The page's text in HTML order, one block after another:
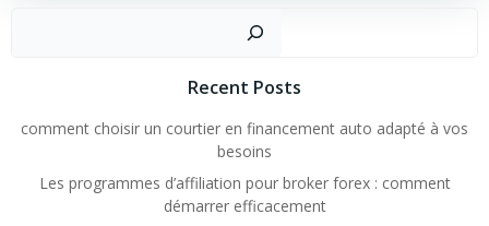
Rechercher
Recent Posts
comment choisir un courtier en financement auto adapté à vos
besoins
Les programmes d’affiliation pour broker forex : comment
démarrer efficacement